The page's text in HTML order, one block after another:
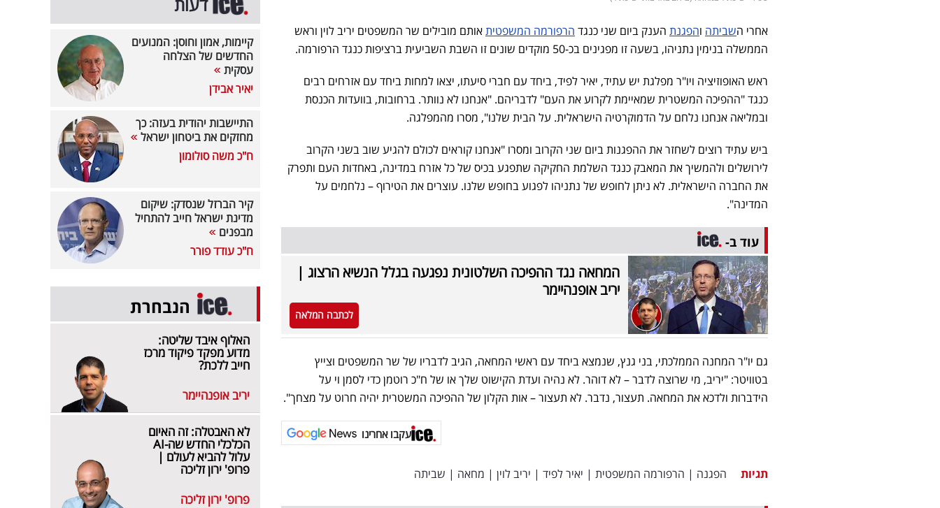
אחרי השביתה והפגנת הענק ביום שני כנגד הרפורמה המשפטיתאותם מובילים שר המשפטים יריב לוין וראש
הממשלה בנימין נתניהו, בשעה זו מפגינים בכ-50 מוקדים שונים זו השבת השביעית ברציפות כנגד הרפורמה.
ראש האופוזיציה ויו"ר מפלגת יש עתיד, יאיר לפיד, ביחד עם חברי סיעתו, יצאו למחות ביחד עם אזרחים רבים
כנגד "ההפיכה המשטרית שמאיימת לקרוע את העם" לדבריהם. "אנחנו לא נוותר. ברחובות, בוועדות הכנסת
ובמליאה אנחנו נלחם על הדמוקרטיה הישראלית. על הבית שלנו", מסרו מהמפלגה.
ביש עתיד רוצים לשחזר את ההפגנות ביום שני הקרוב ומסרו "אנחנו קוראים לכולם להגיע שוב בשני הקרוב
לירושלים ולהמשיך את המאבק כנגד השלמת החקיקה שתפגע בכיס של כל אזרח במדינה, באחדות העם ותפרק
את החברה הישראלית. לא ניתן לחופש של נתניהו לפגוע בחופש שלנו. עוצרים את הטירוף – נלחמים על
המדינה".
עוד ב-
המחאה נגד ההפיכה השלטונית נפגעה בגלל הנשיא הרצוג |
יריב אופנהיימר
לכתבה המלאה
גם יו"ר המחנה הממלכתי, בני גנץ, שנמצא ביחד עם ראשי המחאה, הגיב לדבריו של שר המשפטים וצייץ
בטוויטר: "יריב, מי שרוצה לדבר – לא דוהר. לא נהיה ועדת הקישוט שלך או של ח"כ רוטמן כדי לסמן וי על
הידברות ולדכא את המחאה. תעצור, נדבר. לא תעצור – אות הקלון של ההפיכה המשטרית יהיה חרוט על מצחך".
עקבו אחרינו
תגיות הפגנה | הרפורמה המשפטית | יאיר לפיד | יריב לוין | מחאה | שביתה
קיימות, אמון וחוסן: המנועים
החדשים של הצלחה
עסקית
יאיר אבידן
התיישבות יהודית בעזה: כך
מחזקים את ביטחון ישראל
ח"כ משה סולומון
קיר הברזל שנסדק: שיקום
מדינת ישראל חייב להתחיל
מבפנים
ח"כ עודד פורר
הנבחרת
האלוף איבד שליטה:
מדוע מפקד פיקוד מרכז
חייב ללכת?
יריב אופנהיימר
לא האבטלה: זה האיום
הכלכלי החדש שה-AI
עלול להביא לעולם |
פרופ' ירון זליכה
פרופ' ירון זליכה